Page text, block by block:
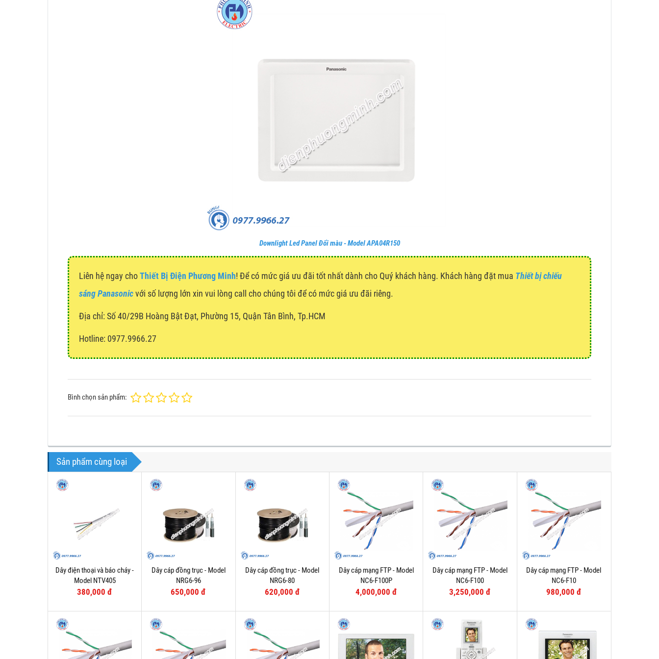
Downlight Led Panel Đổi màu - Model APA04R150
Liên hệ ngay choThiết Bị Điện Phương Minh! Để có mức giá ưu đãi tốt nhất dành cho Quý khách hàng. Khách hàng đặt mua Thiết bị chiếu
sáng Panasonicvới số lượng lớn xin vui lòng call cho chúng tôi để có mức giá ưu đãi riêng.
Địa chỉ: Số 40/29B Hoàng Bật Đạt, Phường 15, Quận Tân Bình, Tp.HCM
Hotline: 0977.9966.27
Bình chọn sản phẩm:
Sản phẩm cùng loại
Dây điện thoại và báo cháy -
Model NTV405
380,000 đ
Dây cáp đồng trục - Model
NRG6-96
650,000 đ
Dây cáp đồng trục - Model
NRG6-80
620,000 đ
Dây cáp mạng FTP - Model
NC6-F100P
4,000,000 đ
Dây cáp mạng FTP - Model
NC6-F100
3,250,000 đ
Dây cáp mạng FTP - Model
NC6-F10
980,000 đ